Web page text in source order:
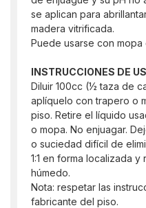
se aplican para
madera vitrificada.
Puede usarse con mopa
INSTRUCCIONES DE
Diluir 100cc (½ taza de
aplíquelo con trapero o
piso. Retire el líquido
o mopa. No enjuagar.
o suciedad difícil de
1:1 en forma localizada
húmedo.
Nota: respetar las
fabricante del piso.